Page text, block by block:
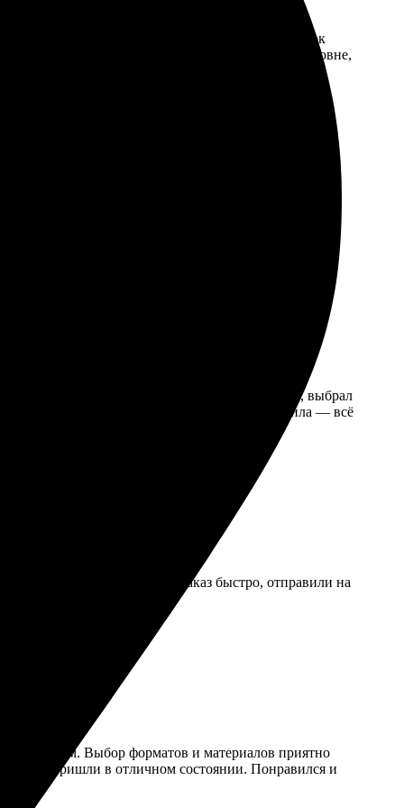
оформила легко через сайт. Очень порадовал срок
хороший результат. Поддержка на высшем уровне,
и насыщенные. Сайт удобен, выбрал формат,
сувениры!
простым и понятным. Загрузил картинку, выбрал
и насыщенные цвета. Упаковка тоже впечатлила — всё
формат. Обработали заказ быстро, отправили на
воспользуюсь снова!
и удобным. Выбор форматов и материалов приятно
фото пришли в отличном состоянии. Понравился и